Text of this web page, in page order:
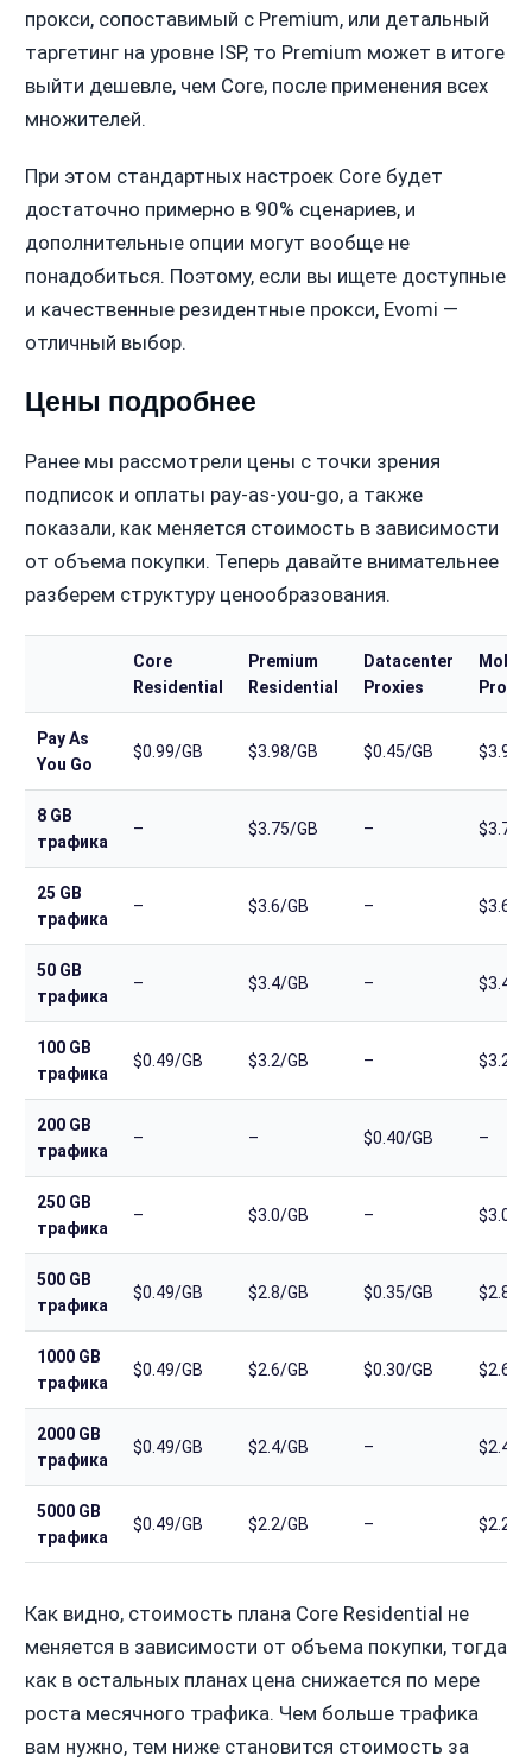
прокси, сопоставимый с Premium, или детальный
таргетинг на уровне ISP, то Premium может в итоге
выйти дешевле, чем Core, после применения всех
множителей.
При этом стандартных настроек Core будет
достаточно примерно в 90% сценариев, и
дополнительные опции могут вообще не
понадобиться. Поэтому, если вы ищете доступные
и качественные резидентные прокси, Evomi —
отличный выбор.
Цены подробнее
Ранее мы рассмотрели цены с точки зрения
подписок и оплаты pay-as-you-go, а также
показали, как меняется стоимость в зависимости
от объема покупки. Теперь давайте внимательнее
разберем структуру ценообразования.
Core
Residential
Premium
Residential
Datacenter
Proxies
Mobile
Pay As
You Go
$0.99/GB $3.98/GB $0.45/GB $3.98/
8 GB
трафика
– $3.75/GB – $3.75/
25 GB
трафика
– $3.6/GB – $3.6/
50 GB
трафика
– $3.4/GB – $3.4/
100 GB
трафика
$0.49/GB $3.2/GB – $3.2/
200 GB
трафика
– – $0.40/GB –
250 GB
трафика
– $3.0/GB – $3.0/
500 GB
трафика
$0.49/GB $2.8/GB $0.35/GB $2.8/
1000 GB
трафика
$0.49/GB $2.6/GB $0.30/GB $2.6/
2000 GB
трафика
$0.49/GB $2.4/GB – $2.4/
5000 GB
трафика
$0.49/GB $2.2/GB – $2.2/
Как видно, стоимость плана Core Residential не
меняется в зависимости от объема покупки, тогда
как в остальных планах цена снижается по мере
роста месячного трафика. Чем больше трафика
вам нужно, тем ниже становится стоимость за